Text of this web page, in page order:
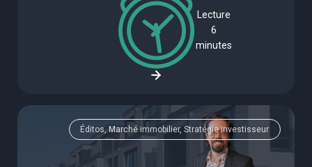
Lecture
6
minutes
Éditos, Marché immobilier, Stratégie investisseur